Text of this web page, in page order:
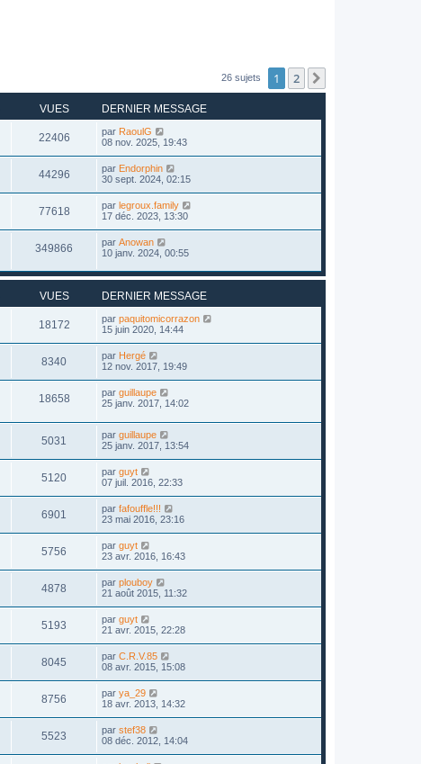
26 sujets 1 2
VUES DERNIER MESSAGE
22406 par RaoulG
08 nov. 2025, 19:43
44296 par Endorphin
30 sept. 2024, 02:15
77618 par legroux.family
17 déc. 2023, 13:30
349866 par Anowan
10 janv. 2024, 00:55
VUES DERNIER MESSAGE
18172 par paquitomicorrazon
15 juin 2020, 14:44
8340 par Hergé
12 nov. 2017, 19:49
18658 par guillaupe
25 janv. 2017, 14:02
5031 par guillaupe
25 janv. 2017, 13:54
5120 par guyt
07 juil. 2016, 22:33
6901 par fafouffle!!!
23 mai 2016, 23:16
5756 par guyt
23 avr. 2016, 16:43
4878 par plouboy
21 août 2015, 11:32
5193 par guyt
21 avr. 2015, 22:28
8045 par C.R.V.85
08 avr. 2015, 15:08
8756 par ya_29
18 avr. 2013, 14:32
5523 par stef38
08 déc. 2012, 14:04